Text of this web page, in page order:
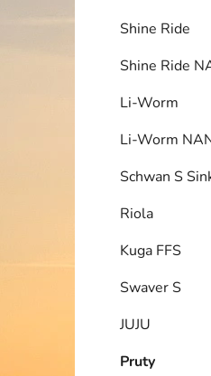
Shine Ride
Shine Ride
Li-Worm
Li-Worm
Schwan S
Riola
Kuga FFS
Swaver S
JUJU
Pruty